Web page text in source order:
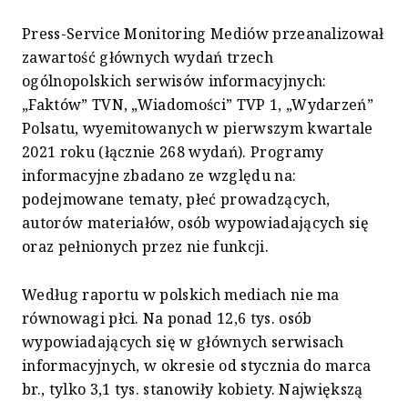
Press-Service Monitoring Mediów przeanalizował
zawartość głównych wydań trzech
ogólnopolskich serwisów informacyjnych:
„Faktów” TVN, „Wiadomości” TVP 1, „Wydarzeń”
Polsatu, wyemitowanych w pierwszym kwartale
2021 roku (łącznie 268 wydań). Programy
informacyjne zbadano ze względu na:
podejmowane tematy, płeć prowadzących,
autorów materiałów, osób wypowiadających się
oraz pełnionych przez nie funkcji.
Według raportu w polskich mediach nie ma
równowagi płci. Na ponad 12,6 tys. osób
wypowiadających się w głównych serwisach
informacyjnych, w okresie od stycznia do marca
br., tylko 3,1 tys. stanowiły kobiety. Największą